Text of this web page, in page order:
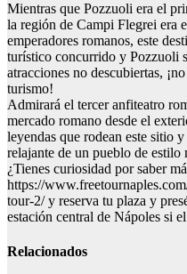
Mientras que Pozzuoli era el
la región de Campi Flegrei era
emperadores romanos, este
turístico concurrido y Pozzuoli
atracciones no descubiertas,
turismo!
Admirará el tercer anfiteatro
mercado romano desde el
leyendas que rodean este sitio
relajante de un pueblo de estilo
¿Tienes curiosidad por saber
https://
tour-2/ y reserva tu plaza y
estación central de Nápoles si
Relacionados